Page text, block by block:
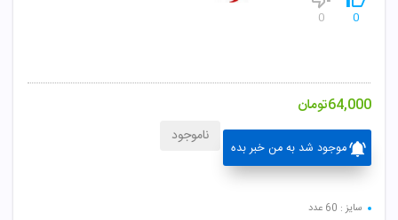
0
0
64,000تومان
موجود شد به من خبر بده
ناموجود
سایز : 60 عدد